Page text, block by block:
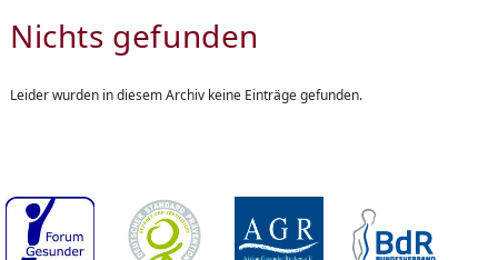
Nichts gefunden
Leider wurden in diesem Archiv keine Einträge gefunden.